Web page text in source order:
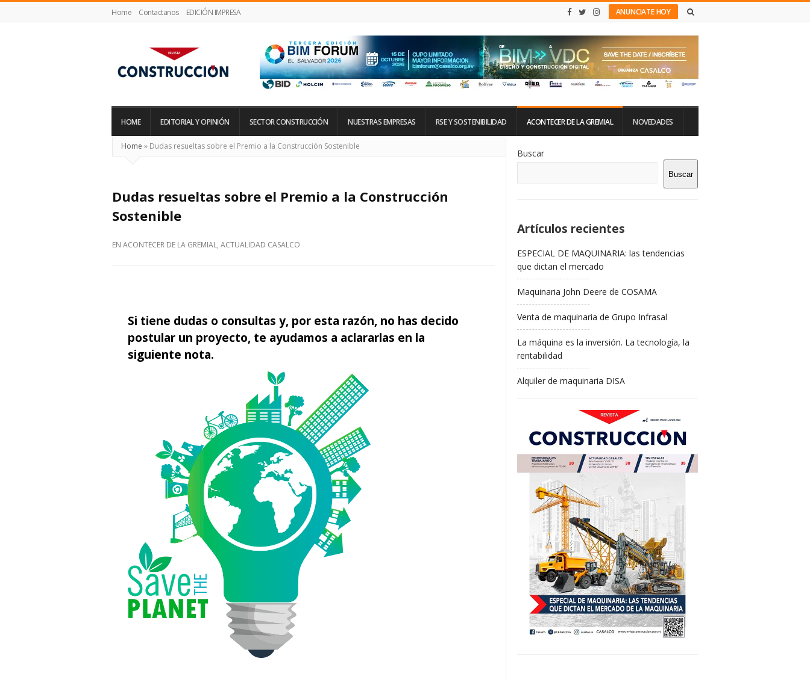
Home Contactanos EDICIÓN IMPRESA ANUNCIATE HOY
Construcción
HOME EDITORIAL Y OPINIÓN SECTOR CONSTRUCCIÓN NUESTRAS EMPRESAS RSE Y SOSTENIBILIDAD ACONTECER DE LA GREMIAL NOVEDADES
Home » Dudas resueltas sobre el Premio a la Construcción Sostenible
Dudas resueltas sobre el Premio a la Construcción
Sostenible
EN ACONTECER DE LA GREMIAL, ACTUALIDAD CASALCO
Si tiene dudas o consultas y, por esta razón, no has decido
postular un proyecto, te ayudamos a aclararlas en la
siguiente nota.
De
La
Buscar
Buscar
Artículos recientes
ESPECIAL DE MAQUINARIA: las tendencias
que dictan el mercado
Maquinaria John Deere de COSAMA
Venta de maquinaria de Grupo Infrasal
La máquina es la inversión. La tecnología, la
rentabilidad
Alquiler de maquinaria DISA